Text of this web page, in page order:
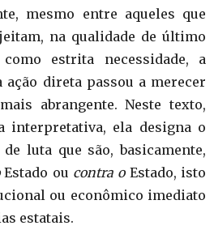
mesmo entre aqueles que
na qualidade de último
estrita necessidade, a
ação direta passou a merecer
abrangente. Neste texto,
interpretativa, ela designa o
luta que são, basicamente,
Estado ou contra oEstado, isto
ou econômico imediato
estatais.